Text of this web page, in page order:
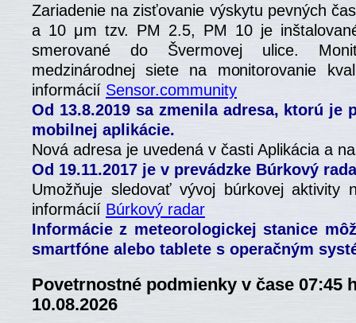
Zariadenie na zisťovanie výskytu pevných
a 10 μm tzv. PM 2.5, PM 10 je
smerované do Švermovej ulice.
medzinárodnej siete na monitorovanie
informácií Sensor.community
Od 13.8.2019 sa zmenila adresa, ktorú je
mobilnej aplikácie.
Nová adresa je uvedená v časti Aplikácia a
Od 19.11.2017 je v prevádzke Búrkový
Umožňuje sledovať vývoj búrkovej aktivity
informácií Búrkový radar
Informácie z meteorologickej stanice
smartfóne alebo tablete s operačným
Povetrnostné podmienky v čase 07:45
10.08.2026